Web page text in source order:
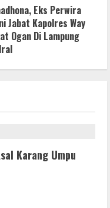
Portable Clean
Shadows Digital
Rune Release
Karang Umpu